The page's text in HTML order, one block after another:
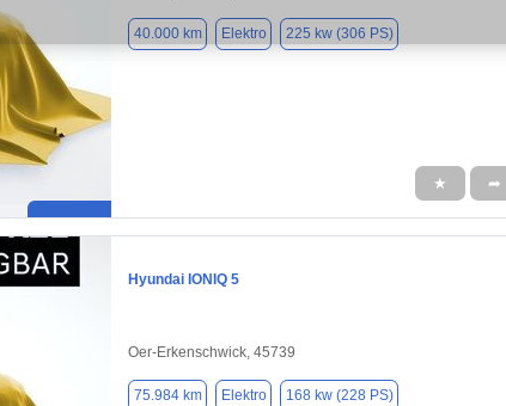
40.000 km Elektro 225 kw (306 PS)
★ ➦
Hyundai IONIQ 5
Oer-Erkenschwick, 45739
75.984 km Elektro 168 kw (228 PS)